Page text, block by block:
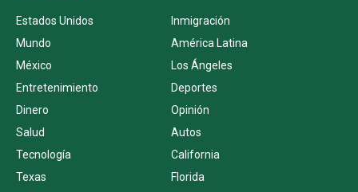
Estados Unidos
Inmigración
Mundo
América Latina
México
Los Ángeles
Entretenimiento
Deportes
Dinero
Opinión
Salud
Autos
Tecnología
California
Texas
Florida